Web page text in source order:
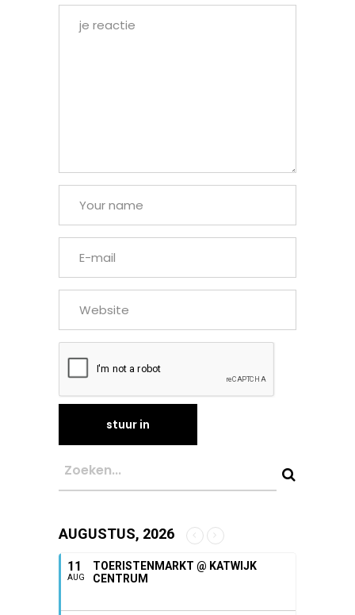
AUGUSTUS, 2026
11
AUG
TOERISTENMARKT @ KATWIJK
CENTRUM